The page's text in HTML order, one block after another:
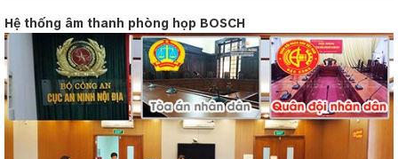
Hệ thống âm thanh phòng họp BOSCH